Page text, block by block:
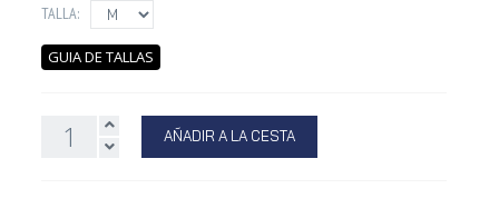
TALLA:
GUIA DE TALLAS
AÑADIR A LA CESTA